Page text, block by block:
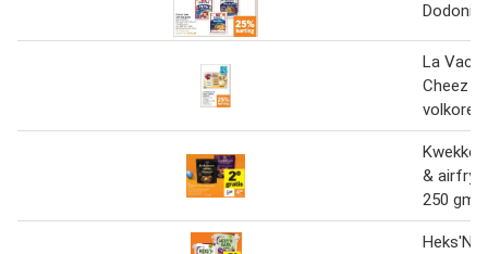
Dodoni
La
Cheez
volkoren
&
250 gm
Heks'N